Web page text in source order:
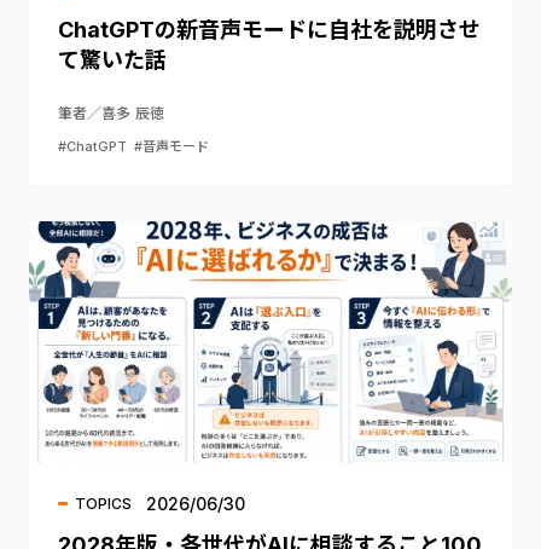
ChatGPTの新音声モードに自社を説明させ
て驚いた話
筆者／喜多 辰徳
#ChatGPT #音声モード
TOPICS 2026/06/30